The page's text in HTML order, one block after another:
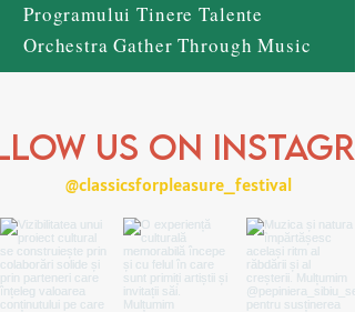
Programului Tinere Talente
Orchestra Gather Through Music
us on
@classicsforpleasure_festival